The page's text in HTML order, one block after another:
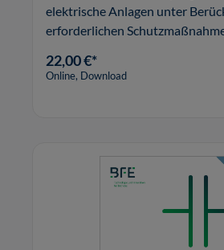
elektrische Anlagen unter
erforderlichen
22,00 €*
Online, Download